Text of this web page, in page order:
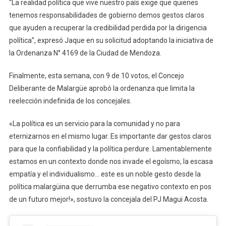
“La realidad política que vive nuestro país exige que quienes
tenemos responsabilidades de gobierno demos gestos claros
que ayuden a recuperar la credibilidad perdida por la dirigencia
política”, expresó Jaque en su solicitud adoptando la iniciativa de
la Ordenanza N° 4169 de la Ciudad de Mendoza.
Finalmente, esta semana, con 9 de 10 votos, el Concejo
Deliberante de Malargüe aprobó la ordenanza que limita la
reelección indefinida de los concejales.
«La política es un servicio para la comunidad y no para
eternizarnos en el mismo lugar. Es importante dar gestos claros
para que la confiabilidad y la política perdure. Lamentablemente
estamos en un contexto donde nos invade el egoísmo, la escasa
empatía y el individualismo… este es un noble gesto desde la
política malargüina que derrumba ese negativo contexto en pos
de un futuro mejor!», sostuvo la concejala del PJ Magui Acosta.